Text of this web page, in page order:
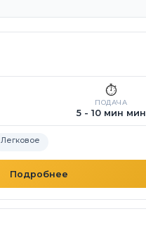
⏱️
ПОДАЧА
5 - 10 мин мин
Легковое
Подробнее